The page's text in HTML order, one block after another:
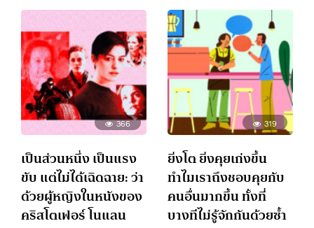
366
เป็นส่วนหนึ่ง เป็นแรง
ขับ แต่ไม่ได้เฉิดฉาย: ว่า
ด้วยผู้หญิงในหนังของ
คริสโตเฟอร์ โนแลน
319
ยิ่งโต ยิ่งคุยเก่งขึ้น
ทำไมเราถึงชอบคุยกับ
คนอื่นมากขึ้น ทั้งที่
บางทีไม่รู้จักกันด้วยซ้ำ